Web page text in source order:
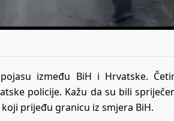
između BiH i Hrvatske.
policije. Kažu da su bili
prijeđu granicu iz smjera BiH.